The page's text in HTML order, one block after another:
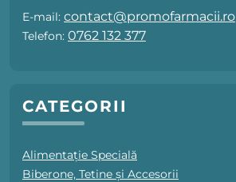
E-mail: contact@promofarmacii.ro
Telefon: 0762 132 377
CATEGORII
Alimentație Specială
Biberone, Tetine și Accesorii